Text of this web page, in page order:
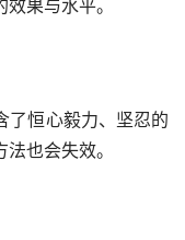
果与水平。
了恒心毅力、坚忍的
也会失效。